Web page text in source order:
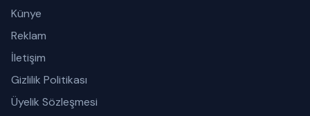
Künye
Reklam
İletişim
Gizlilik Politikası
Üyelik Sözleşmesi